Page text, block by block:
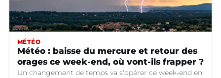
MÉTÉO
Météo : baisse du mercure et retour des
orages ce week-end, où vont-ils frapper ?
Un changement de temps va s'opérer ce week-end en